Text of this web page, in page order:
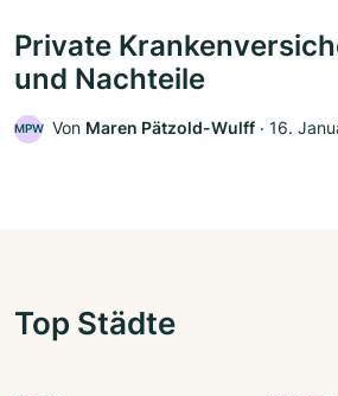
Private
und Nachteile
MPW Von Maren Pätzold-Wulff ‧ 16.
Top Städte